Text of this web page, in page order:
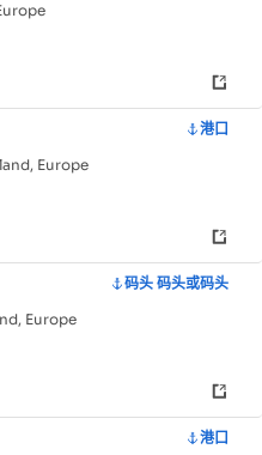
港口
Europe
码头 码头或码头
Europe
港口